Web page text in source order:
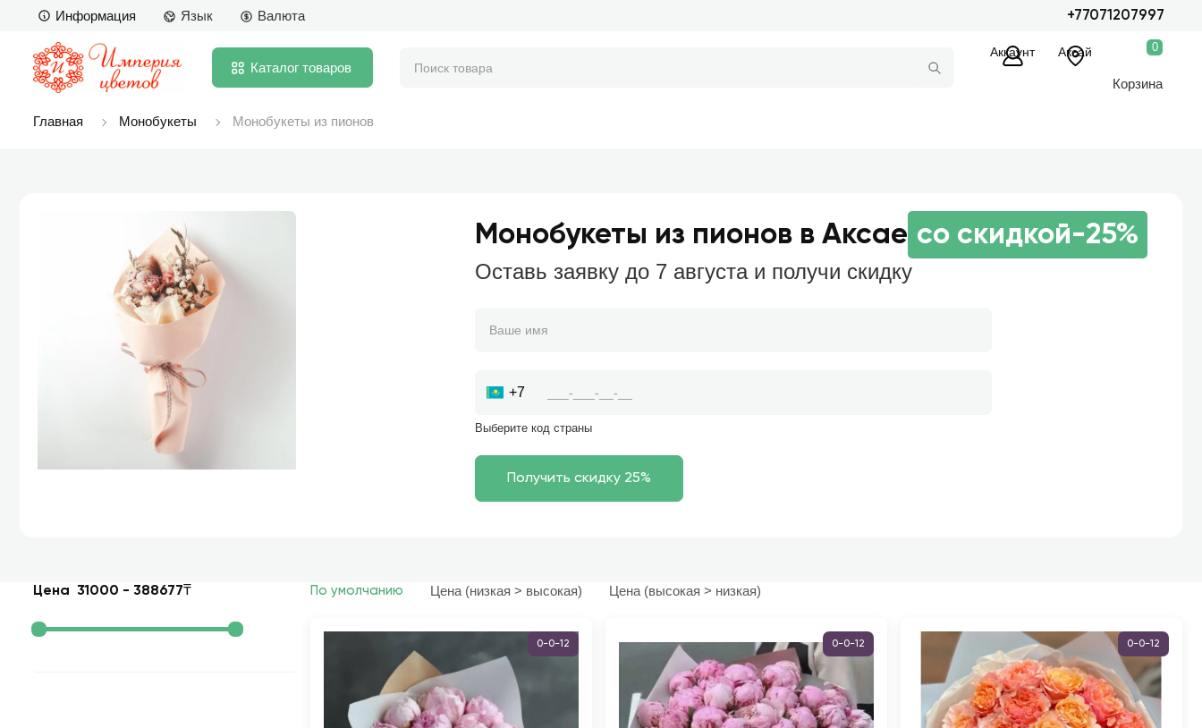
Информация Язык Валюта +77071207997
Каталог товаров
Аккаунт Аксай 0
Корзина
Главная Монобукеты Монобукеты из пионов
Монобукеты из пионов в Аксае со скидкой-25%
Оставь заявку до 7 августа и получи скидку
+7
Выберите код страны
Цена 31000 - 388677₸ По умолчанию Цена (низкая > высокая) Цена (высокая > низкая)
0-0-12 0-0-12 0-0-12